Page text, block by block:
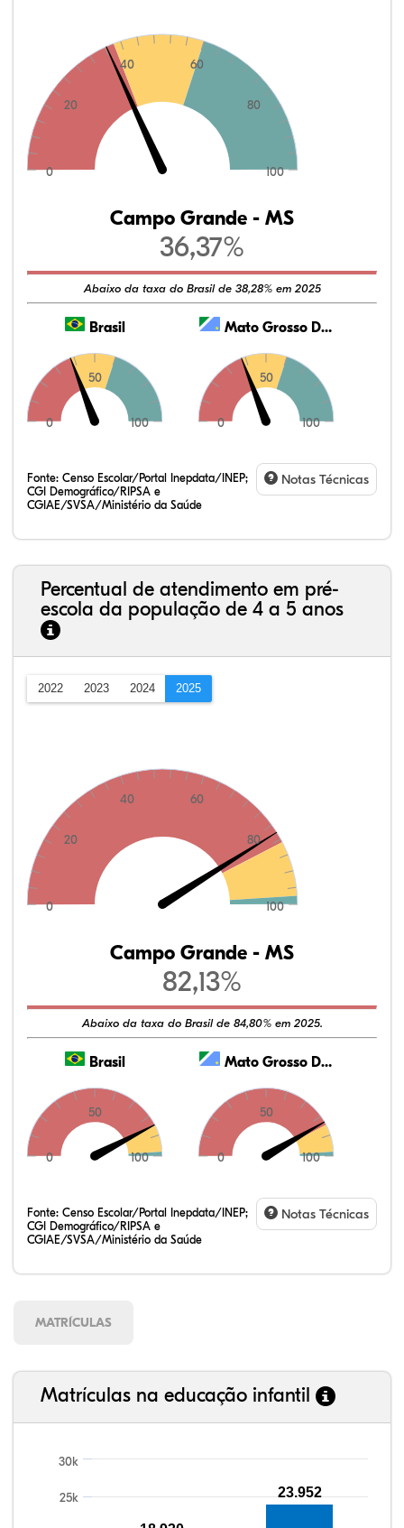
0
20
40 60
80
100
Campo Grande - MS
36,37%
Abaixo da taxa do Brasil de 38,28% em 2025
Brasil
0
50
100
Mato Grosso Do Sul
0
50
100
Fonte: Censo Escolar/Portal Inepdata/INEP;
CGI Demográfico/RIPSA e
CGIAE/SVSA/Ministério da Saúde
Notas Técnicas
Percentual de atendimento em pré-
escola da população de 4 a 5 anos
2022 2023 2024 2025
0
20
40 60
80
100
Campo Grande - MS
82,13%
Abaixo da taxa do Brasil de 84,80% em 2025.
Brasil
0
50
100
Mato Grosso Do Sul
0
50
100
Fonte: Censo Escolar/Portal Inepdata/INEP;
CGI Demográfico/RIPSA e
CGIAE/SVSA/Ministério da Saúde
Notas Técnicas
MATRÍCULAS
Matrículas na educação infantil
25k
30k
23.952
100,42%
101,00%
91,56%
94,21%
80,73%
99,81%
100,00%
88,82%
92,94%
78,33%